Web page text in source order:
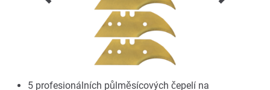
5 profesionálních půlměsícových čepelí na